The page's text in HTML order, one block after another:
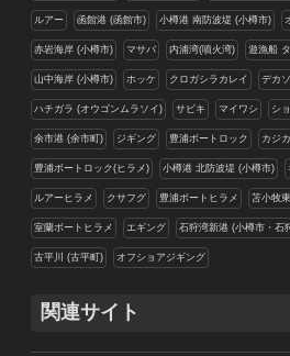
ルアー 函館港 (函館市) 小樽港 南防波堤 (小樽市)
赤岩海岸 (小樽市) マサバ 内浦湾(噴火湾) 遊漁船
山中海岸 (小樽市) ホッケ クロガシラカレイ デカ
ハチガラ (オウゴンムラソイ) サビキ マイワシ シ
余市港 (余市町) ジギング 豊浦ボートロック カジカ
豊浦ボートロック(ヒラメ) 小樽港 北防波堤 (小樽市)
ルアーヒラメ クサフグ 豊浦ボートヒラメ 苫小牧
室蘭ボートヒラメ エギング 石狩湾新港 (小樽市・石
古平川 (古平町) オフショアジギング
関連サイト